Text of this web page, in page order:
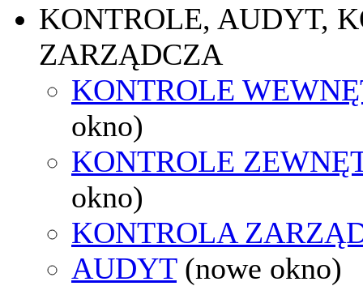
KONTROLE, AUDYT,
ZARZĄDCZA
KONTROLE
okno)
KONTROLE
okno)
KONTROLA
AUDYT (nowe okno)